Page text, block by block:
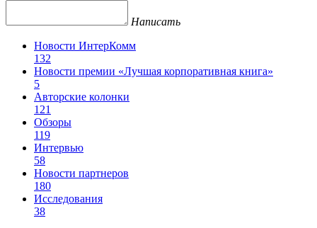
Написать
Новости ИнтерКомм
132
Новости премии «Лучшая корпоративная книга»
5
Авторские колонки
121
Обзоры
119
Интервью
58
Новости партнеров
180
Исследования
38